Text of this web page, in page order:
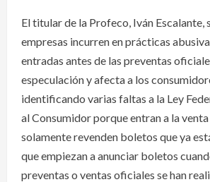
El titular de la Profeco, Iván Escalante,
empresas incurren en prácticas
entradas antes de las preventas
especulación y afecta a los
identificando varias faltas a la Ley
al Consumidor porque entran a la
solamente revenden boletos que ya
que empiezan a anunciar boletos
preventas o ventas oficiales se han